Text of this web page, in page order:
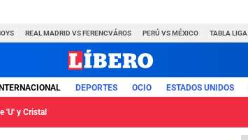
REAL MADRID VS FERENCVÁROS PERÚ VS MÉXICO TABLA LIGA
DEPORTES OCIO ESTADOS UNIDOS
'U' y Cristal